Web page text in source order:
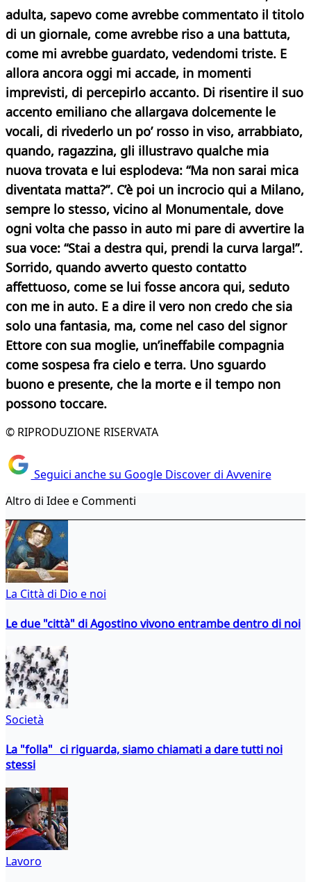
adulta, sapevo come avrebbe commentato il titolo
di un giornale, come avrebbe riso a una battuta,
come mi avrebbe guardato, vedendomi triste. E
allora ancora oggi mi accade, in momenti
imprevisti, di percepirlo accanto. Di risentire il suo
accento emiliano che allargava dolcemente le
vocali, di rivederlo un po’ rosso in viso, arrabbiato,
quando, ragazzina, gli illustravo qualche mia
nuova trovata e lui esplodeva: “Ma non sarai mica
diventata matta?”. C’è poi un incrocio qui a Milano,
sempre lo stesso, vicino al Monumentale, dove
ogni volta che passo in auto mi pare di avvertire la
sua voce: “Stai a destra qui, prendi la curva larga!”.
Sorrido, quando avverto questo contatto
affettuoso, come se lui fosse ancora qui, seduto
con me in auto. E a dire il vero non credo che sia
solo una fantasia, ma, come nel caso del signor
Ettore con sua moglie, un’ineffabile compagnia
come sospesa fra cielo e terra. Uno sguardo
buono e presente, che la morte e il tempo non
possono toccare.
© RIPRODUZIONE RISERVATA
Seguici anche su Google Discover di Avvenire
Altro di Idee e Commenti
La Città di Dio e noi
Le due "città" di Agostino vivono entrambe dentro di noi
Società
La "folla" ci riguarda, siamo chiamati a dare tutti noi
stessi
Lavoro